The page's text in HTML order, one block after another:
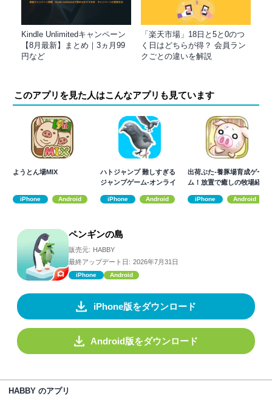
Kindle Unlimitedキャンペーン
【8月最新】まとめ｜3ヵ月99
円など
「楽天市場」18日と5と0のつ
く日はどちらが得？ 会員ラン
クごとの違いを解説
このアプリを見た人はこんなアプリも見ています
ようとん場MIX
iPhone Android
ハトジャンプ 難しすぎる
ジャンプゲーム-オンライ
iPhone Android
出荷ぶた-養豚場育成ゲー
ム！放置で癒しの牧場経
iPhone Android
ペンギンの島
販売元: HABBY
最終アップデート日: 2026年7月31日
iPhone Android
iPhone版をダウンロード
Android版をダウンロード
HABBY のアプリ